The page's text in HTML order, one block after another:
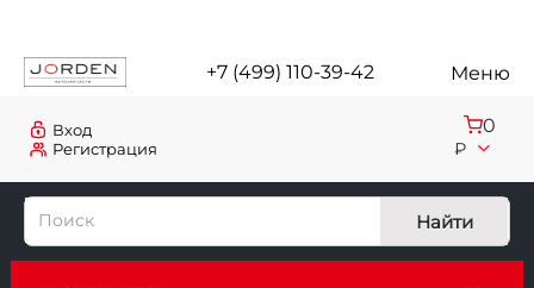
+7 (499) 110-39-42 Меню
Регистрация
Вход 0
₽
Найти